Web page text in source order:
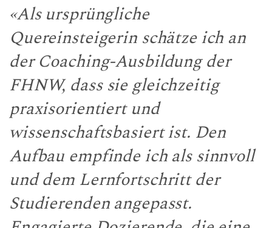
«Als ursprüngliche
Quereinsteigerin schätze ich an
der Coaching-Ausbildung der
FHNW, dass sie gleichzeitig
praxisorientiert und
wissenschaftsbasiert ist. Den
Aufbau empfinde ich als sinnvoll
und dem Lernfortschritt der
Studierenden angepasst.